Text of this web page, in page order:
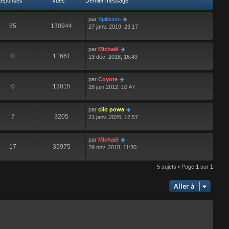
e
n
i
m
e
a
g
85 130944
par Spildoom
27 janv. 2019, 23:17
0 11661
par Michaël
13 déc. 2018, 16:49
0 13015
par Coyote
28 juin 2012, 10:47
7 3205
par clio powa
21 janv. 2026, 12:57
17 35975
par Michaël
29 nov. 2018, 11:30
5 sujets • Page 1 sur 1
Aller à